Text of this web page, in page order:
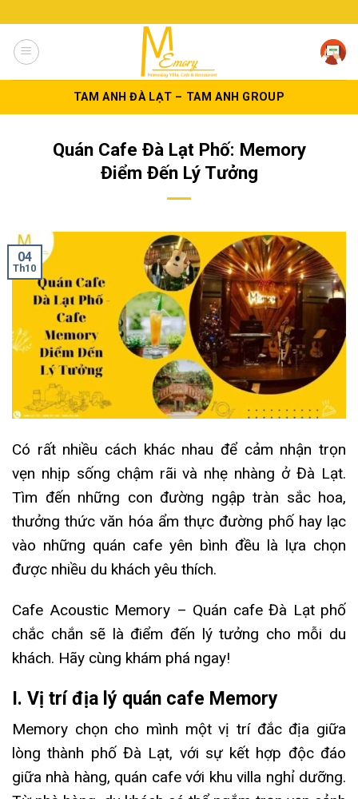
to
content
TAM ANH ĐÀ LẠT – TAM ANH GROUP
Quán Cafe Đà Lạt Phố: Memory
Điểm Đến Lý Tưởng
04
Th10
Có rất nhiều cách khác nhau để cảm nhận trọn
vẹn nhịp sống chậm rãi và nhẹ nhàng ở Đà Lạt.
Tìm đến những con đường ngập tràn sắc hoa,
thưởng thức văn hóa ẩm thực đường phố hay lạc
vào những quán cafe yên bình đều là lựa chọn
được nhiều du khách yêu thích.
Cafe Acoustic Memory – Quán cafe Đà Lạt phố
chắc chắn sẽ là điểm đến lý tưởng cho mỗi du
khách. Hãy cùng khám phá ngay!
I. Vị trí địa lý quán cafe Memory
Memory chọn cho mình một vị trí đắc địa giữa
lòng thành phố Đà Lạt, với sự kết hợp độc đáo
giữa nhà hàng, quán cafe với khu villa nghỉ dưỡng.